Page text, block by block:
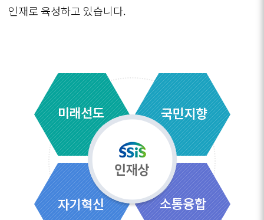
인재로 육성하고 있습니다.